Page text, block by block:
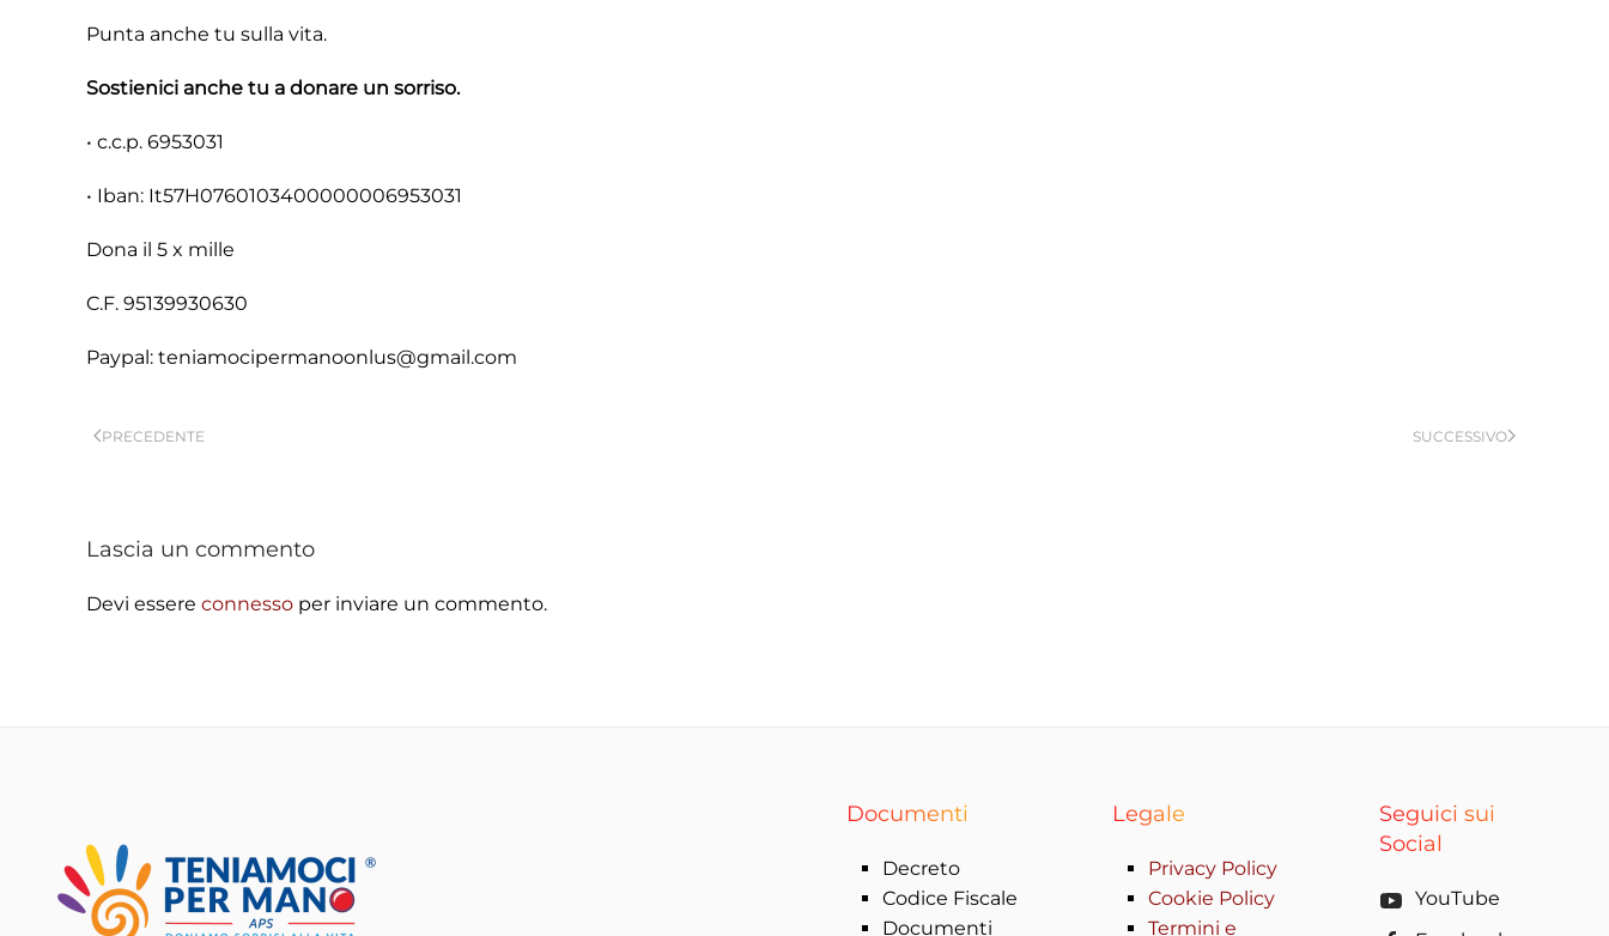
Punta anche tu sulla vita.
Sostienici anche tu a donare un sorriso.
• c.c.p. 6953031
• Iban: It57H0760103400000006953031
Dona il 5 x mille
C.F. 95139930630
Paypal: teniamocipermanoonlus@gmail.com
PRECEDENTE SUCCESSIVO
Lascia un commento
Devi essere connesso per inviare un commento.
Documenti
Decreto
Codice Fiscale
Documenti
Legale
Privacy Policy
Cookie Policy
Termini e
Seguici sui
Social
YouTube